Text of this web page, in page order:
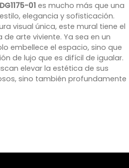
01 es mucho más que una
elegancia y sofisticación.
visual única, este mural tiene el
arte viviente. Ya sea en un
embellece el espacio, sino que
de lujo que es difícil de igualar.
elevar la estética de sus
sino también profundamente